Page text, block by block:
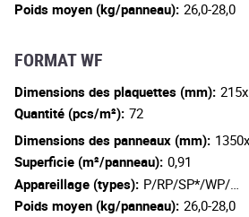
Poids moyen (kg/panneau): 26,0-28,0
FORMAT WF
Dimensions des plaquettes (mm):
Quantité (pcs/m²): 72
Dimensions des panneaux (mm):
Superficie (m²/panneau): 0,91
Appareillage (types): P/RP/SP*/WP/…
Poids moyen (kg/panneau): 26,0-28,0